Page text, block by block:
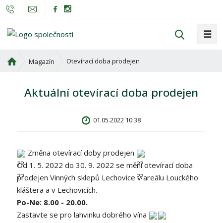
d
☰
v
r
a
n
a
Magazín Otevírací doba prodejen
Aktuální otevírací doba prodejen
01.05.2022 10:38
Změna otevírací doby prodejen
Od 1. 5. 2022 do 30. 9. 2022 se mění otevírací doba
prodejen Vinných sklepů Lechovice v areálu Louckého
kláštera a v Lechovicích.
Po-Ne: 8.00 - 20.00.
Zastavte se pro lahvinku dobrého vína